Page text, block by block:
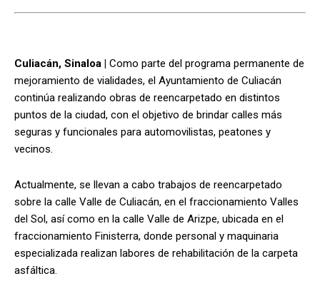
Culiacán, Sinaloa | Como parte del programa permanente de
mejoramiento de vialidades, el Ayuntamiento de Culiacán
continúa realizando obras de reencarpetado en distintos
puntos de la ciudad, con el objetivo de brindar calles más
seguras y funcionales para automovilistas, peatones y
vecinos.
Actualmente, se llevan a cabo trabajos de reencarpetado
sobre la calle Valle de Culiacán, en el fraccionamiento Valles
del Sol, así como en la calle Valle de Arizpe, ubicada en el
fraccionamiento Finisterra, donde personal y maquinaria
especializada realizan labores de rehabilitación de la carpeta
asfáltica.